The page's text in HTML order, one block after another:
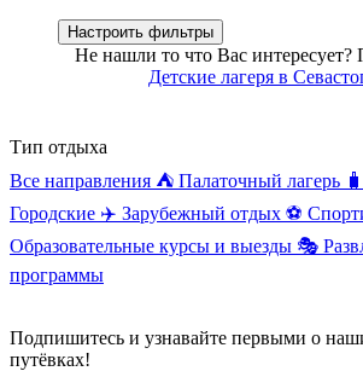
Настроить фильтры
Не нашли то что Вас интересует?
Детские лагеря в
Тип отдыха
Все направления ⛺ Палаточный лагерь 🧳
Городские ✈️ Зарубежный отдых ⚽
Образовательные курсы и выезды 🎭
программы
Подпишитесь и узнавайте первыми о
путёвках!